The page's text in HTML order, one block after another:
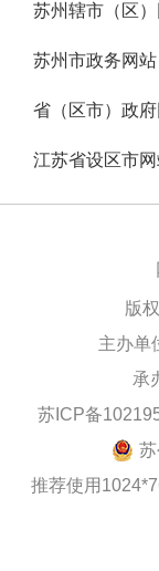
苏州辖市（区
苏州市政务网站
省（区市）政
江苏省设区市
版
主办单
承
苏ICP备
推荐使用